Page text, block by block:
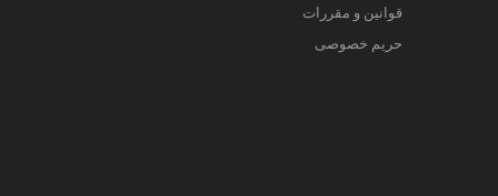
قوانین و مقررات
حریم خصوصی